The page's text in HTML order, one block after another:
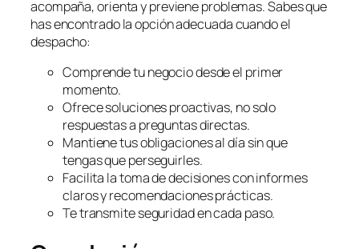
acompaña, orienta y previene problemas. Sabes que
has encontrado la opción adecuada cuando el
despacho:
Comprende tu negocio desde el primer
momento.
Ofrece soluciones proactivas, no solo
respuestas a preguntas directas.
Mantiene tus obligaciones al día sin que
tengas que perseguirles.
Facilita la toma de decisiones con informes
claros y recomendaciones prácticas.
Te transmite seguridad en cada paso.